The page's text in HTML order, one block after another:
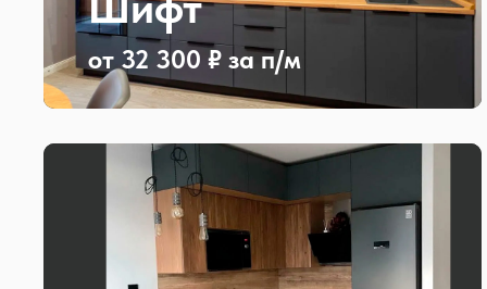
от 32 300 ₽ за п/м